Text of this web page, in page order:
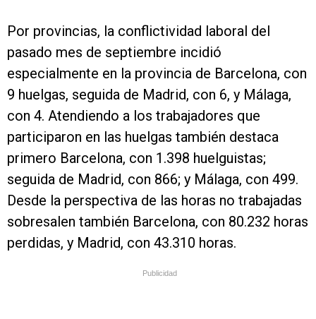
Por provincias, la conflictividad laboral del
pasado mes de septiembre incidió
especialmente en la provincia de Barcelona, con
9 huelgas, seguida de Madrid, con 6, y Málaga,
con 4. Atendiendo a los trabajadores que
participaron en las huelgas también destaca
primero Barcelona, con 1.398 huelguistas;
seguida de Madrid, con 866; y Málaga, con 499.
Desde la perspectiva de las horas no trabajadas
sobresalen también Barcelona, con 80.232 horas
perdidas, y Madrid, con 43.310 horas.
Publicidad